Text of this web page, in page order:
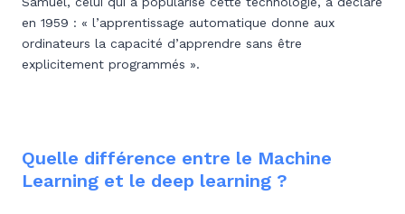
en 1959 : « l’apprentissage automatique donne aux
ordinateurs la capacité d’apprendre sans être
explicitement programmés ».
Quelle différence entre le Machine
Learning et le deep learning ?